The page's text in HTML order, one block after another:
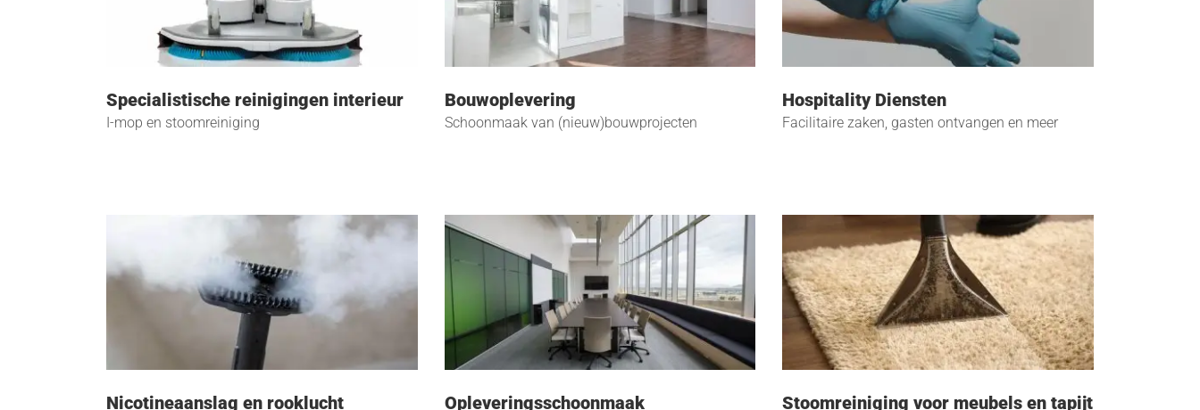
Specialistische reinigingen interieur
I-mop en stoomreiniging
Bouwoplevering
Schoonmaak van (nieuw)bouwprojecten
Hospitality Diensten
Facilitaire zaken, gasten ontvangen en meer
Nicotineaanslag en rooklucht
Opleveringsschoonmaak Stoomreiniging voor meubels en tapijt